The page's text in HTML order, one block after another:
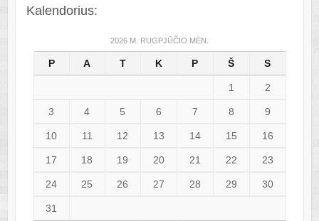
Kalendorius:
2026 M. RUGPJŪČIO MĖN.
P A T K P Š S
1 2
3 4 5 6 7 8 9
10 11 12 13 14 15 16
17 18 19 20 21 22 23
24 25 26 27 28 29 30
31